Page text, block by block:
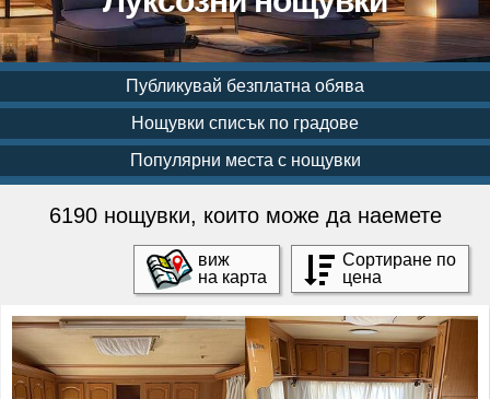
Публикувай безплатна обява
Нощувки списък по градове
Популярни места с нощувки
6190 нощувки, които може да наемете
виж
на карта
Сортиране по
цена